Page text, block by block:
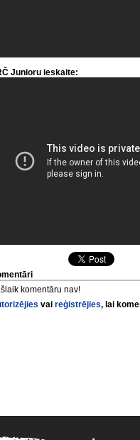
Junioru ieskaite:
komentāru nav!
vaireģistrējies, lai